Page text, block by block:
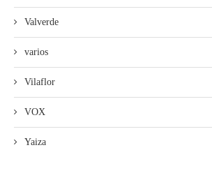
Valverde
varios
Vilaflor
VOX
Yaiza